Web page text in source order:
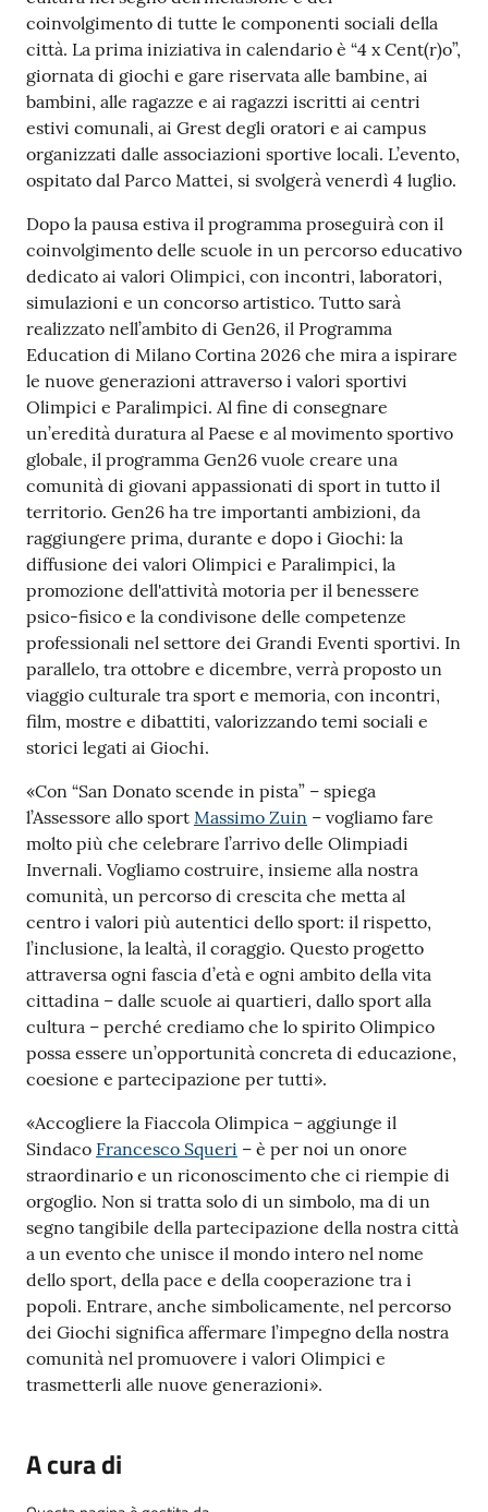
coinvolgimento di tutte le componenti sociali della
città. La prima iniziativa in calendario è “4 x Cent(r)o”,
giornata di giochi e gare riservata alle bambine, ai
bambini, alle ragazze e ai ragazzi iscritti ai centri
estivi comunali, ai Grest degli oratori e ai campus
organizzati dalle associazioni sportive locali. L’evento,
ospitato dal Parco Mattei, si svolgerà venerdì 4 luglio.
Dopo la pausa estiva il programma proseguirà con il
coinvolgimento delle scuole in un percorso educativo
dedicato ai valori Olimpici, con incontri, laboratori,
simulazioni e un concorso artistico. Tutto sarà
realizzato nell’ambito di Gen26, il Programma
Education di Milano Cortina 2026 che mira a ispirare
le nuove generazioni attraverso i valori sportivi
Olimpici e Paralimpici. Al fine di consegnare
un’eredità duratura al Paese e al movimento sportivo
globale, il programma Gen26 vuole creare una
comunità di giovani appassionati di sport in tutto il
territorio. Gen26 ha tre importanti ambizioni, da
raggiungere prima, durante e dopo i Giochi: la
diffusione dei valori Olimpici e Paralimpici, la
promozione dell'attività motoria per il benessere
psico-fisico e la condivisone delle competenze
professionali nel settore dei Grandi Eventi sportivi. In
parallelo, tra ottobre e dicembre, verrà proposto un
viaggio culturale tra sport e memoria, con incontri,
film, mostre e dibattiti, valorizzando temi sociali e
storici legati ai Giochi.
«Con “San Donato scende in pista” – spiega
l’Assessore allo sport Massimo Zuin – vogliamo fare
molto più che celebrare l’arrivo delle Olimpiadi
Invernali. Vogliamo costruire, insieme alla nostra
comunità, un percorso di crescita che metta al
centro i valori più autentici dello sport: il rispetto,
l’inclusione, la lealtà, il coraggio. Questo progetto
attraversa ogni fascia d’età e ogni ambito della vita
cittadina – dalle scuole ai quartieri, dallo sport alla
cultura – perché crediamo che lo spirito Olimpico
possa essere un’opportunità concreta di educazione,
coesione e partecipazione per tutti».
«Accogliere la Fiaccola Olimpica – aggiunge il
Sindaco Francesco Squeri – è per noi un onore
straordinario e un riconoscimento che ci riempie di
orgoglio. Non si tratta solo di un simbolo, ma di un
segno tangibile della partecipazione della nostra città
a un evento che unisce il mondo intero nel nome
dello sport, della pace e della cooperazione tra i
popoli. Entrare, anche simbolicamente, nel percorso
dei Giochi significa affermare l’impegno della nostra
comunità nel promuovere i valori Olimpici e
trasmetterli alle nuove generazioni».
A cura di